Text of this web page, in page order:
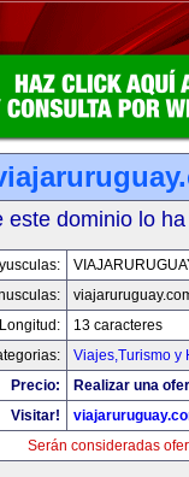
este dominio lo
Longitud:
13 caracteres
Viajes,Turismo y
Precio:
Realizar una
Visitar!
Serán consideradas